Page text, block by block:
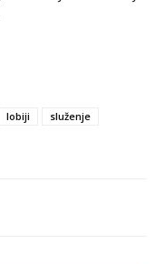
lobiji
služenje